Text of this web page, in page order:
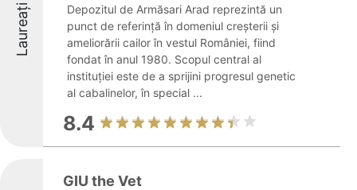
Laureați
Depozitul de Armăsari Arad reprezintă un
punct de referință în domeniul creșterii și
ameliorării cailor în vestul României, fiind
fondat în anul 1980. Scopul central al
instituției este de a sprijini progresul genetic
al cabalinelor, în special ...
8.4
GIU the Vet